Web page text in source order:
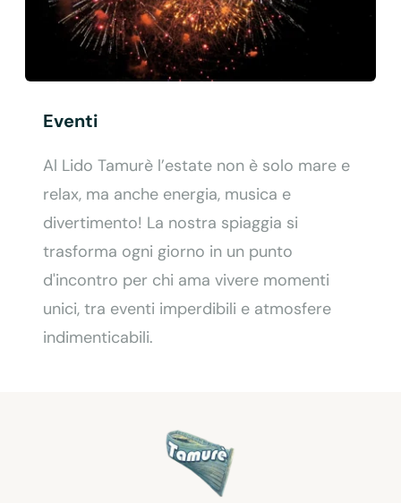
Eventi
Al Lido Tamurè l’estate non è solo mare e
relax, ma anche energia, musica e
divertimento! La nostra spiaggia si
trasforma ogni giorno in un punto
d'incontro per chi ama vivere momenti
unici, tra eventi imperdibili e atmosfere
indimenticabili.